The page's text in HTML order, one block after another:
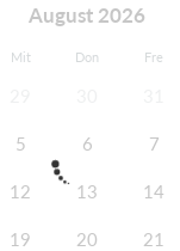
August 2026
Mit Don Fre
5 6 7
12 13 14
19 20 21